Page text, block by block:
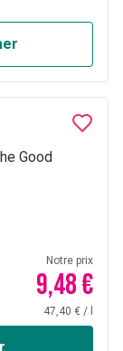
Good
Notre prix
9,48 €
47,40 € /